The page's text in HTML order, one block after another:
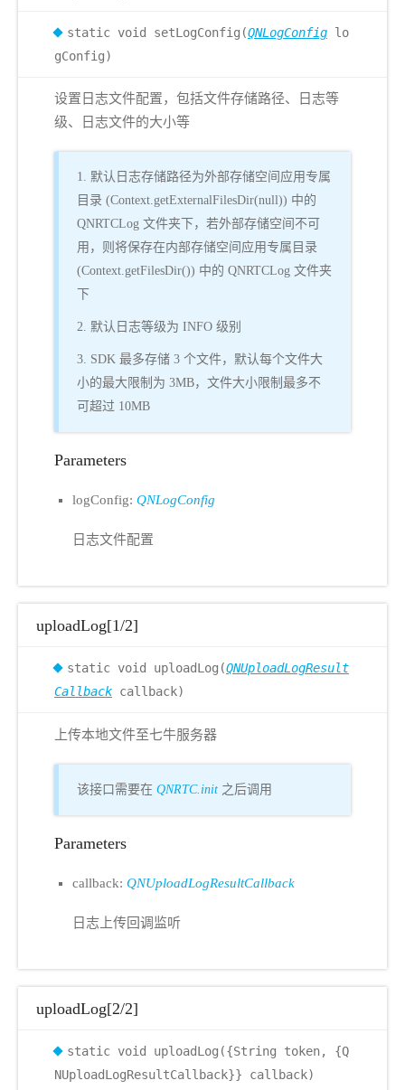
static void setLogConfig(QNLogConfig lo
gConfig)
设置日志文件配置，包括文件存储路径、日志等
级、日志文件的大小等
1. 默认日志存储路径为外部存储空间应用专属
目录 (Context.getExternalFilesDir(null)) 中的
QNRTCLog 文件夹下，若外部存储空间不可
用，则将保存在内部存储空间应用专属目录
(Context.getFilesDir()) 中的 QNRTCLog 文件夹
下
2. 默认日志等级为 INFO 级别
3. SDK 最多存储 3 个文件，默认每个文件大
小的最大限制为 3MB，文件大小限制最多不
可超过 10MB
Parameters
logConfig: QNLogConfig
日志文件配置
uploadLog[1/2]
static void uploadLog(QNUploadLogResult
Callback callback)
上传本地文件至七牛服务器
该接口需要在 QNRTC.init 之后调用
Parameters
callback: QNUploadLogResultCallback
日志上传回调监听
uploadLog[2/2]
static void uploadLog({String token, {Q
NUploadLogResultCallback}} callback)